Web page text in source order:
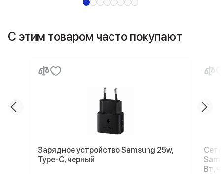
С этим товаром часто покупают
Зарядное устройство Samsung 25w,
Type-C, черный
Вт,